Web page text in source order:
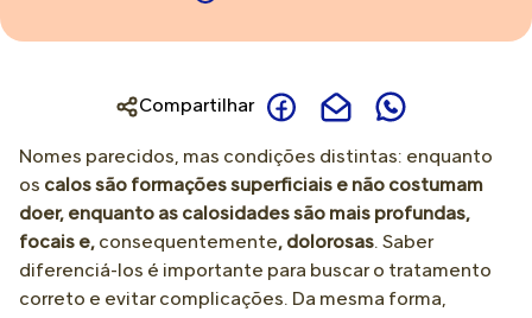
Compartilhar
Nomes parecidos, mas condições distintas: enquanto
os calos são formações superficiais e não costumam
doer, enquanto as calosidades são mais profundas,
focais e, consequentemente, dolorosas. Saber
diferenciá-los é importante para buscar o tratamento
correto e evitar complicações. Da mesma forma,